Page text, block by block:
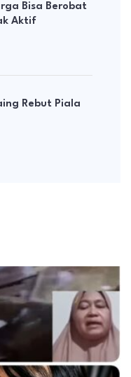
Bisa Berobat
Aktif
Rebut Piala